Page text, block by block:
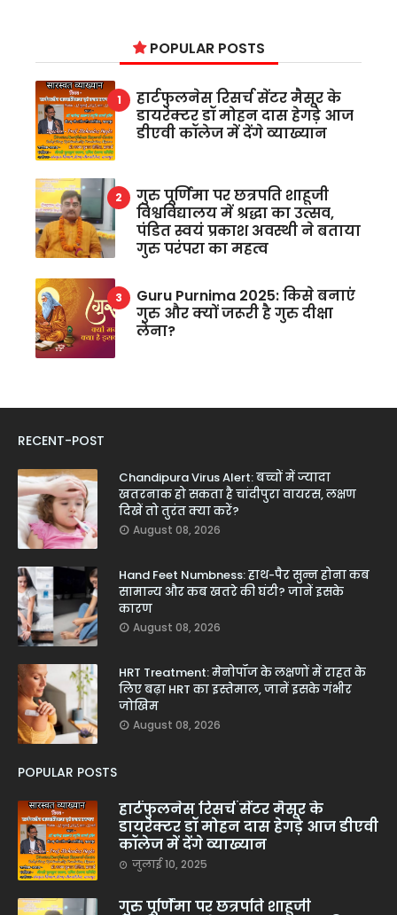
POPULAR POSTS
हार्टफुलनेस रिसर्च सेंटर मैसूर के
डायरेक्टर डॉ मोहन दास हेगड़े आज
डीएवी कॉलेज में देंगे व्याख्यान
गुरु पूर्णिमा पर छत्रपति शाहूजी
विश्वविद्यालय में श्रद्धा का उत्सव,
पंडित स्वयं प्रकाश अवस्थी ने बताया
गुरु परंपरा का महत्व
Guru Purnima 2025: किसे बनाएं
गुरु और क्यों जरूरी है गुरु दीक्षा
लेना?
RECENT-POST
Chandipura Virus Alert: बच्चों में ज्यादा
खतरनाक हो सकता है चांदीपुरा वायरस, लक्षण
दिखें तो तुरंत क्या करें?
August 08, 2026
Hand Feet Numbness: हाथ-पैर सुन्न होना कब
सामान्य और कब खतरे की घंटी? जानें इसके
कारण
August 08, 2026
HRT Treatment: मेनोपॉज के लक्षणों में राहत के
लिए बढ़ा HRT का इस्तेमाल, जानें इसके गंभीर
जोखिम
August 08, 2026
POPULAR POSTS
हार्टफुलनेस रिसर्च सेंटर मैसूर के
डायरेक्टर डॉ मोहन दास हेगड़े आज डीएवी
कॉलेज में देंगे व्याख्यान
जुलाई 10, 2025
गुरु पूर्णिमा पर छत्रपति शाहूजी